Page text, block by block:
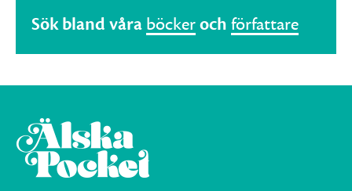
Sök bland våra böckeroch författare